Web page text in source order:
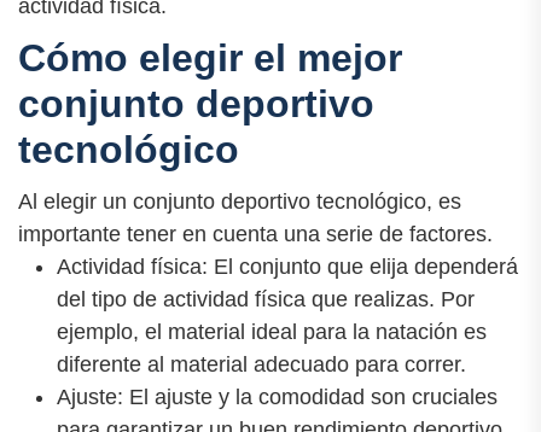
actividad física.
Cómo elegir el mejor
conjunto deportivo
tecnológico
Al elegir un conjunto deportivo tecnológico, es
importante tener en cuenta una serie de factores.
Actividad física: El conjunto que elija dependerá
del tipo de actividad física que realizas. Por
ejemplo, el material ideal para la natación es
diferente al material adecuado para correr.
Ajuste: El ajuste y la comodidad son cruciales